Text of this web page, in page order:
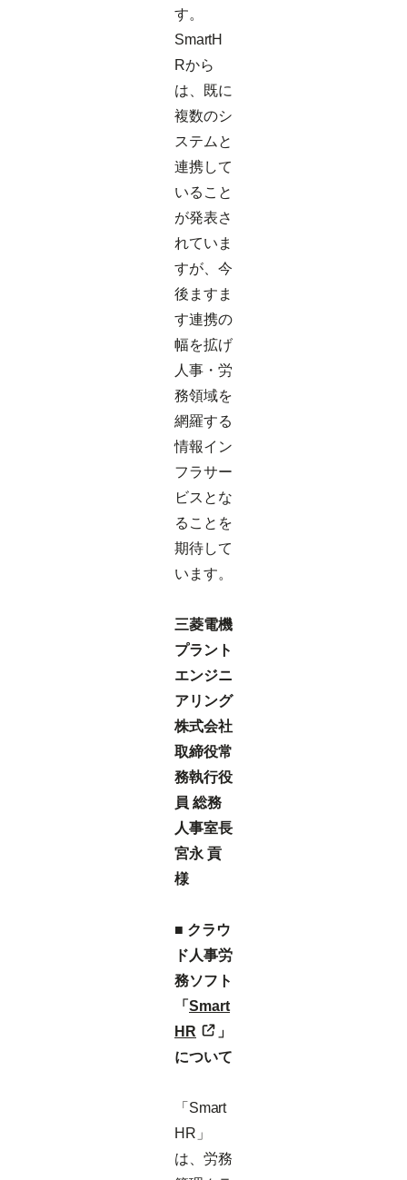
す。
SmartH
Rから
は、既に
複数のシ
ステムと
連携して
いること
が発表さ
れていま
すが、今
後ますま
す連携の
幅を拡げ
人事・労
務領域を
網羅する
情報イン
フラサー
ビスとな
ることを
期待して
います。
三菱電機
プラント
エンジニ
アリング
株式会社
取締役常
務執行役
員 総務
人事室長
宮永 貢
様
■ クラウ
ド人事労
務ソフト
「 Smart
HR
」
について
「Smart
HR」
は、労務